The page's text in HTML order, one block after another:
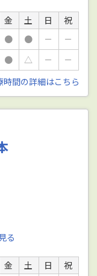
金 土 日
祝
● ● －
－
● △ －
－
時間の詳細はこちら
る
金 土 日
祝